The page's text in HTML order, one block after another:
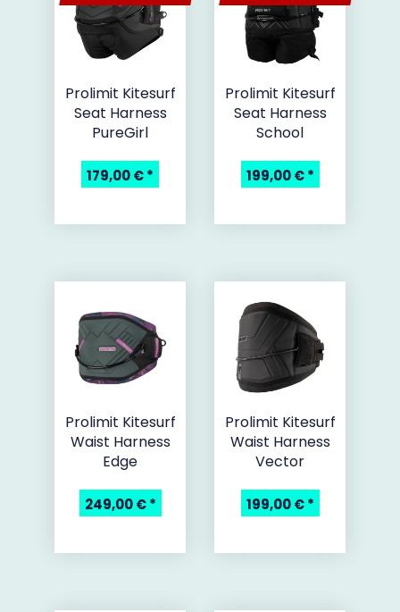
Prolimit Kitesurf
Seat Harness
PureGirl
179,00 €*
Prolimit Kitesurf
Seat Harness
School
199,00 €*
Prolimit Kitesurf
Waist Harness
Edge
249,00 €*
Prolimit Kitesurf
Waist Harness
Vector
199,00 €*